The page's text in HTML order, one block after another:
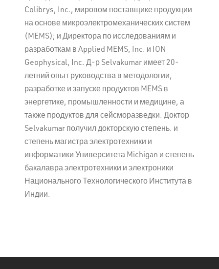
Colibrys, Inc., мировом поставщике продукции
на основе микроэлектромеханических систем
(MEMS); и Директора по исследованиям и
разработкам в Applied MEMS, Inc. и ION
Geophysical, Inc. Д-р Selvakumar имеет 20-
летний опыт руководства в методологии,
разработке и запуске продуктов MEMS в
энергетике, промышленности и медицине, а
также продуктов для сейсморазведки. Доктор
Selvakumar получил докторскую степень. и
степень магистра электротехники и
информатики Университета Michigan и степень
бакалавра электротехники и электроники
Национального Технологического Института в
Индии.